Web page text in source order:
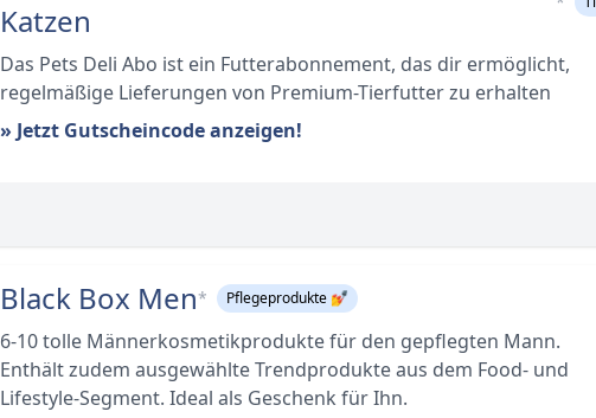
Katzen
Das Pets Deli Abo ist ein Futterabonnement, das dir ermöglicht,
regelmäßige Lieferungen von Premium-Tierfutter zu erhalten
» Jetzt Gutscheincode anzeigen!
Black Box Men* Pflegeprodukte 💅
6-10 tolle Männerkosmetikprodukte für den gepflegten Mann.
Enthält zudem ausgewählte Trendprodukte aus dem Food- und
Lifestyle-Segment. Ideal als Geschenk für Ihn.